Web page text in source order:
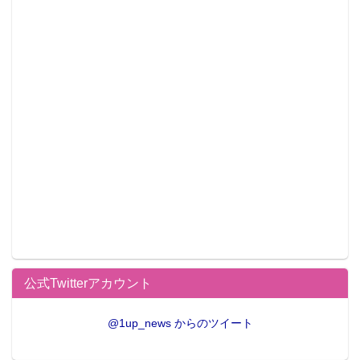
公式Twitterアカウント
@1up_news からのツイート